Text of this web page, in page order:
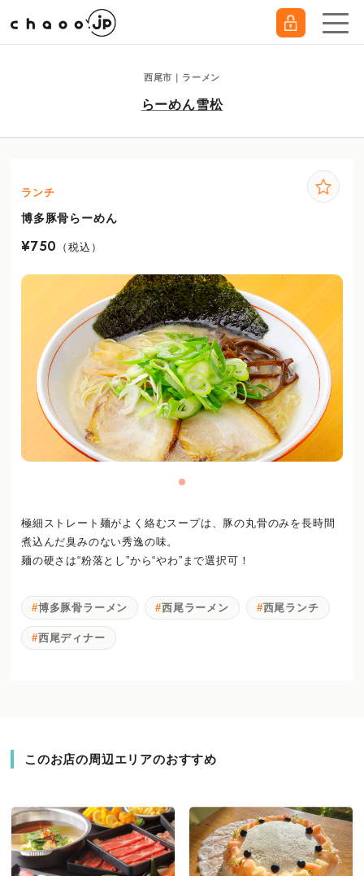
西尾市｜ラーメン
らーめん雪松
ランチ
博多豚骨らーめん
¥750 （税込）
極細ストレート麺がよく絡むスープは、豚の丸骨のみを長時間
煮込んだ臭みのない秀逸の味。
麺の硬さは“粉落とし”から“やわ”まで選択可！
博多豚骨ラーメン 西尾ラーメン 西尾ランチ
西尾ディナー
このお店の周辺エリアのおすすめ